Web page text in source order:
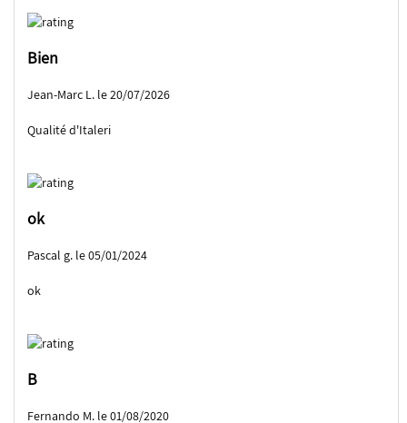
Bien
Jean-Marc L. le 20/07/2026
Qualité d'Italeri
ok
Pascal g. le 05/01/2024
ok
B
Fernando M. le 01/08/2020